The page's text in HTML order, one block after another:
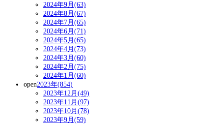
2024年9月(63)
2024年8月(67)
2024年7月(65)
2024年6月(71)
2024年5月(65)
2024年4月(73)
2024年3月(60)
2024年2月(75)
2024年1月(60)
open2023年(854)
2023年12月(49)
2023年11月(97)
2023年10月(78)
2023年9月(59)